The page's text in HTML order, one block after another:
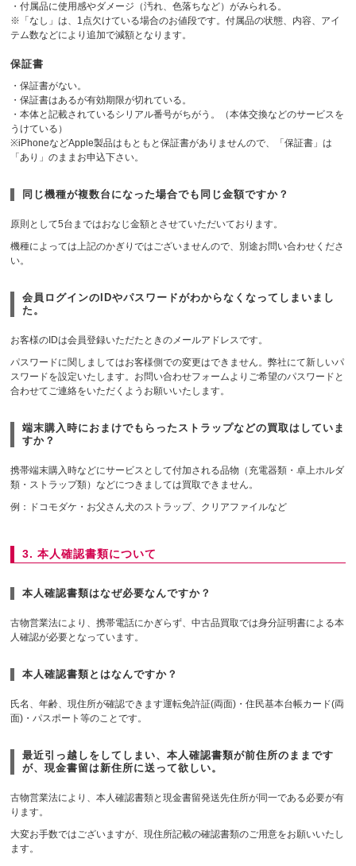
・付属品に使用感やダメージ（汚れ、色落ちなど）がみられる。
※「なし」は、1点欠けている場合のお値段です。付属品の状態、内容、アイ
テム数などにより追加で減額となります。
保証書
・保証書がない。
・保証書はあるが有効期限が切れている。
・本体と記載されているシリアル番号がちがう。（本体交換などのサービスを
うけている）
※iPhoneなどApple製品はもともと保証書がありませんので、「保証書」は
「あり」のままお申込下さい。
同じ機種が複数台になった場合でも同じ金額ですか？
原則として5台まではおなじ金額とさせていただいております。
機種によっては上記のかぎりではございませんので、別途お問い合わせくださ
い。
会員ログインのIDやパスワードがわからなくなってしまいまし
た。
お客様のIDは会員登録いただたときのメールアドレスです。
パスワードに関しましてはお客様側での変更はできません。弊社にて新しいパ
スワードを設定いたします。お問い合わせフォームよりご希望のパスワードと
合わせてご連絡をいただくようお願いいたします。
端末購入時におまけでもらったストラップなどの買取はしていま
すか？
携帯端末購入時などにサービスとして付加される品物（充電器類・卓上ホルダ
類・ストラップ類）などにつきましては買取できません。
例：ドコモダケ・お父さん犬のストラップ、クリアファイルなど
3. 本人確認書類について
本人確認書類はなぜ必要なんですか？
古物営業法により、携帯電話にかぎらず、中古品買取では身分証明書による本
人確認が必要となっています。
本人確認書類とはなんですか？
氏名、年齢、現住所が確認できます運転免許証(両面)・住民基本台帳カード(両
面)・パスポート等のことです。
最近引っ越しをしてしまい、本人確認書類が前住所のままです
が、現金書留は新住所に送って欲しい。
古物営業法により、本人確認書類と現金書留発送先住所が同一である必要が有
ります。
大変お手数ではございますが、現住所記載の確認書類のご用意をお願いいたし
ます。